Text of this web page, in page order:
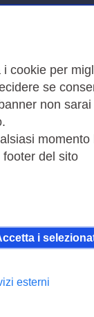
cookie per
se
non
del sito
i
esterni
Bandi di Gara
|
Creative